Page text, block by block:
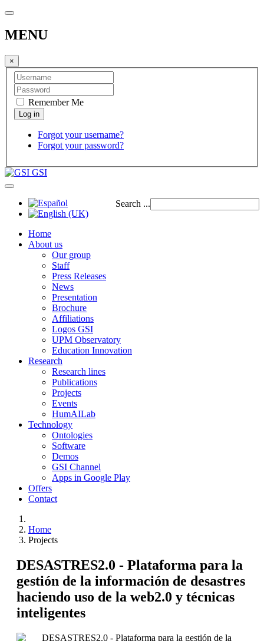
MENU
×
Remember Me
Forgot your username?
Forgot your password?
GSI
Search ...
Home
About us
Our group
Staff
Press Releases
News
Presentation
Brochure
Affiliations
Logos GSI
UPM Observatory
Education Innovation
Research
Research lines
Publications
Projects
Events
HumAILab
Technology
Ontologies
Software
Demos
GSI Channel
Apps in Google Play
Offers
Contact
Home
Projects
DESASTRES2.0 - Plataforma para la
gestión de la información de desastres
haciendo uso de la web2.0 y técnicas
inteligentes